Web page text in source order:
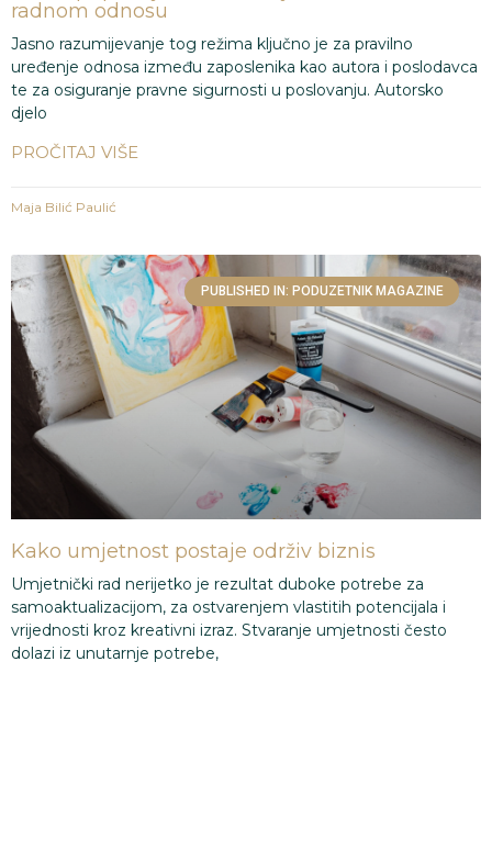
radnom odnosu
Jasno razumijevanje tog režima ključno je za pravilno
uređenje odnosa između zaposlenika kao autora i poslodavca
te za osiguranje pravne sigurnosti u poslovanju. Autorsko
djelo
PROČITAJ VIŠE
Maja Bilić Paulić
PUBLISHED IN: PODUZETNIK MAGAZINE
Kako umjetnost postaje održiv biznis
Umjetnički rad nerijetko je rezultat duboke potrebe za
samoaktualizacijom, za ostvarenjem vlastitih potencijala i
vrijednosti kroz kreativni izraz. Stvaranje umjetnosti često
dolazi iz unutarnje potrebe,